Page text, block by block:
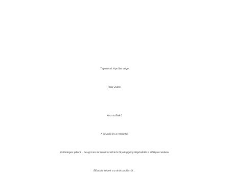
Tapsrend. A próba vége.
Paár Julcsi
Kocsis Enikő
A beurgó és a rendező.
Különleges pillant… beugró és társulatvezető között, a függöny felgördülése előtti percekben.
Előadás képek a zsinórpadlásról…